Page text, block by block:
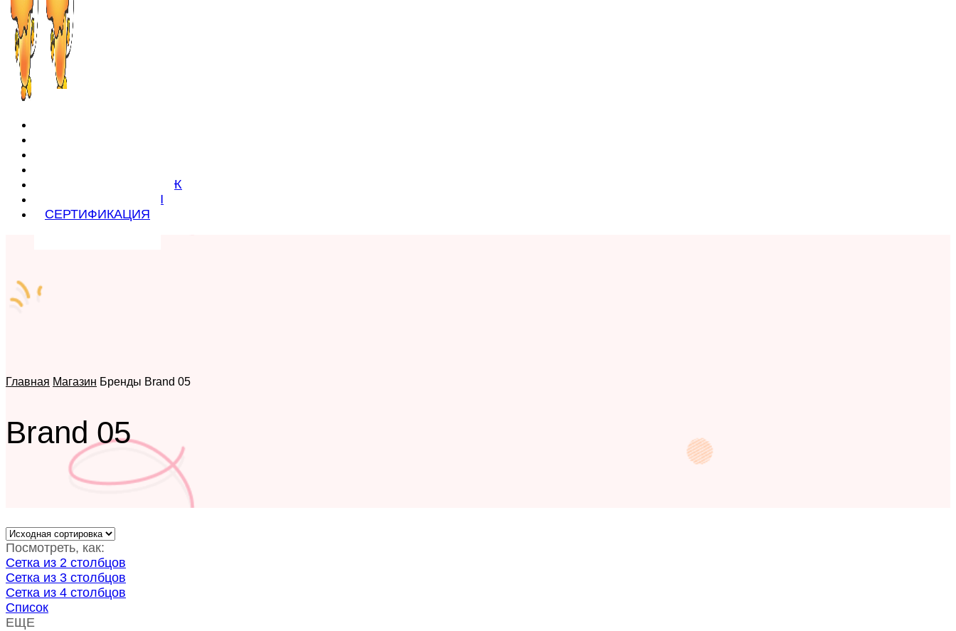
ГЕОГРАФИЯ ПРОДАЖ
ДИЗАЙН ПРОЕКТЫ
СЕРТИФИКАЦИЯ
Главная Магазин Бренды Brand 05
Brand 05
Посмотреть, как:
Сетка из 2 столбцов
Сетка из 3 столбцов
Сетка из 4 столбцов
Список
ЕЩЕ